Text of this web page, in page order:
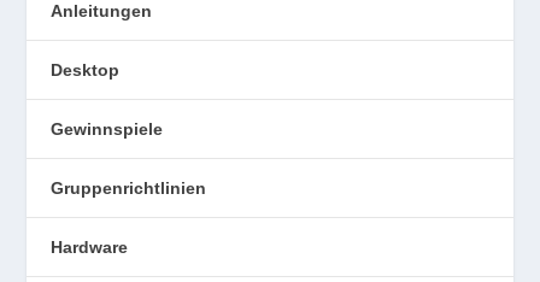
Anleitungen
Desktop
Gewinnspiele
Gruppenrichtlinien
Hardware